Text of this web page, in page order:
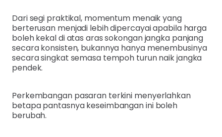
Dari segi praktikal, momentum menaik yang
berterusan menjadi lebih dipercayai apabila harga
boleh kekal di atas aras sokongan jangka panjang
secara konsisten, bukannya hanya menembusinya
secara singkat semasa tempoh turun naik jangka
pendek.
Perkembangan pasaran terkini menyerlahkan
betapa pantasnya keseimbangan ini boleh
berubah.